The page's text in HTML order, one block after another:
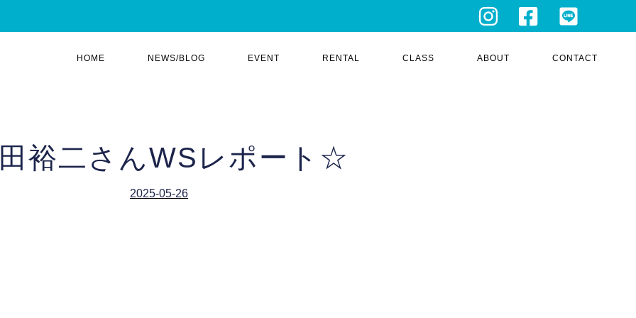
HOME NEWS/BLOG EVENT RENTAL CLASS ABOUT CONTACT
裕二さんWSレポート☆
2025-05-26